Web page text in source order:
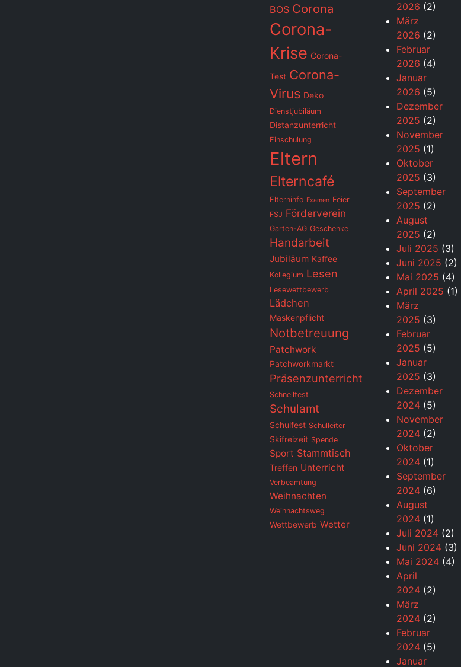
BOS Corona
Corona-
Krise Corona-
Test Corona-
Virus Deko
Dienstjubiläum
Distanzunterricht
Einschulung
Eltern
Elterncafé
Elterninfo Examen Feier
FSJ Förderverein
Garten-AG Geschenke
Handarbeit
Jubiläum Kaffee
Kollegium Lesen
Lesewettbewerb
Lädchen
Maskenpflicht
Notbetreuung
Patchwork
Patchworkmarkt
Präsenzunterricht
Schnelltest
Schulamt
Schulfest Schulleiter
Skifreizeit Spende
Sport Stammtisch
Treffen Unterricht
Verbeamtung
Weihnachten
Weihnachtsweg
Wettbewerb Wetter
2026 (2)
März
2026 (2)
Februar
2026 (4)
Januar
2026 (5)
Dezember
2025 (2)
November
2025 (1)
Oktober
2025 (3)
September
2025 (2)
August
2025 (2)
Juli 2025 (3)
Juni 2025 (2)
Mai 2025 (4)
April 2025 (1)
März
2025 (3)
Februar
2025 (5)
Januar
2025 (3)
Dezember
2024(5)
November
2024(2)
Oktober
2024(1)
September
2024(6)
August
2024(1)
Juli 2024(2)
Juni 2024(3)
Mai 2024(4)
April
2024(2)
März
2024(2)
Februar
2024(5)
Januar